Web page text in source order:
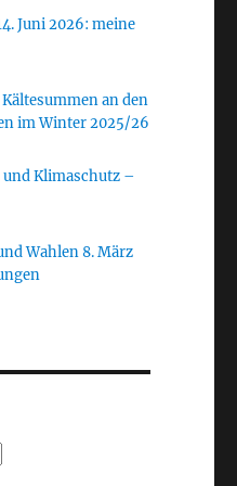
Juni 2026: meine
an den
im Winter 2025/26
Klimaschutz –
Wahlen 8. März